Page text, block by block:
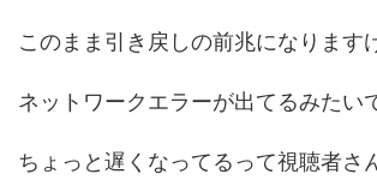
このまま引き戻しの前兆になります
ネットワークエラーが出てるみたい
ちょっと遅くなってるって視聴者さ